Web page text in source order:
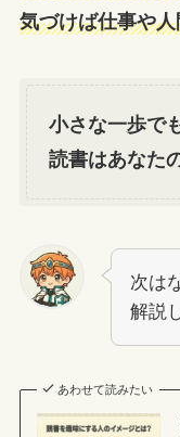
気づけば仕事や
小さな一歩でも
読書はあなた
次は
解説
あわせて読みたい